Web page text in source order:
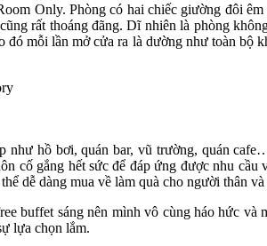
Only. Phòng có hai chiếc giường đôi
rất thoáng đãng. Dĩ nhiên là phòng
mỗi lần mở cửa ra là dường như toàn bộ
như hồ bơi, quán bar, vũ trường, quán
cố gắng hết sức để đáp ứng được nhu
dễ dàng mua về làm quà cho người thân
buffet sáng nên mình vô cùng háo hức và
lựa chọn lắm.